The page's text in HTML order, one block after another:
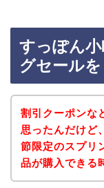
すっぽん
グセール
割引クーポンな
思ったんだけど
節限定のスプリ
品が購入できる